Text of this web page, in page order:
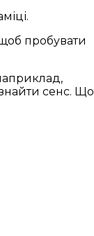
пробувати
сенс.